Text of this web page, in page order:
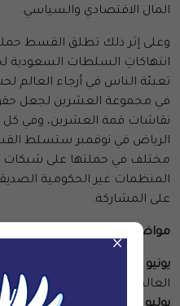
المال الاقتصادي والسياسي.
وعلى إثر ذلك تطلق القسط
انتهاكاتِ السلطات السعودية
تعبئة الناس في أرجاء العالم
في مجموعة العشرين لجعل
نقاشات قمة العشرين، وفي
الرياض في نوفمبر ستسلط
مختلف في حملتها على شبكات
المنظمات غير الحكومية
على المشاركة.
مواضيع الحملات:
يونيو
العالمي لمساندة ضحايا
×